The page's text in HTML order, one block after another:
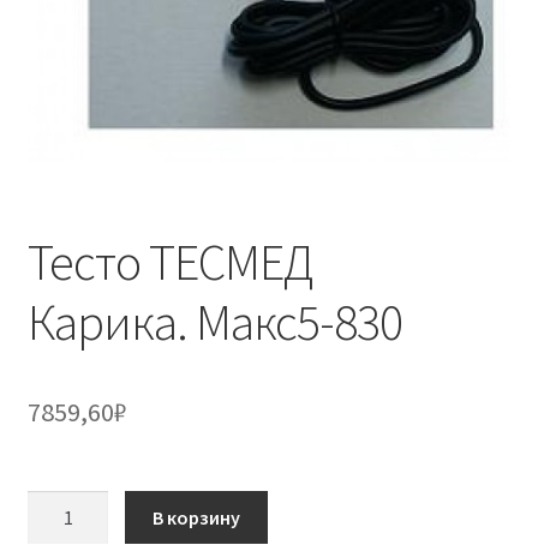
Тесто ТЕСМЕД
Карика. Макс5-830
7859,60₽
В корзину